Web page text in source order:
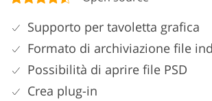
Supporto per tavoletta grafica
Formato di archiviazione file
Possibilità di aprire file PSD
Crea plug-in